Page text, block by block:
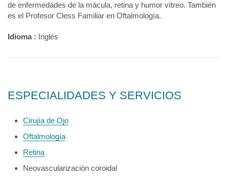
de enfermedades de la mácula, retina y humor vítreo. También
es el Profesor Cless Familiar en Oftalmología.
Idioma : Inglés
ESPECIALIDADES Y SERVICIOS
Cirujía de Ojo
Oftalmología
Retina
Neovascularización coroidal